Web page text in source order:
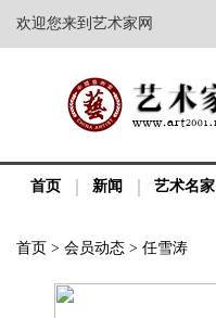
欢迎您来到艺术家网
首页 新闻 艺术名家
首页 > 会员动态 > 任雪涛